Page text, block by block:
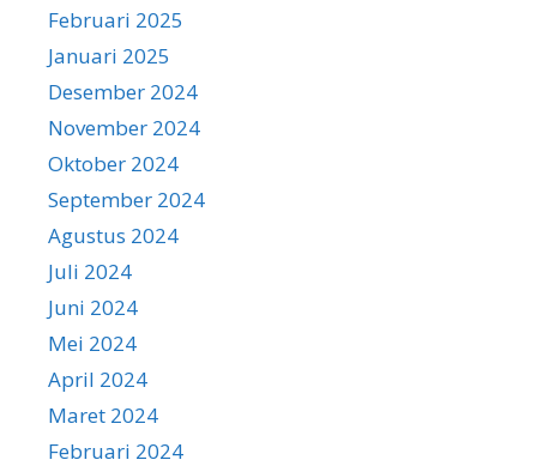
Februari 2025
Januari 2025
Desember 2024
November 2024
Oktober 2024
September 2024
Agustus 2024
Juli 2024
Juni 2024
Mei 2024
April 2024
Maret 2024
Februari 2024